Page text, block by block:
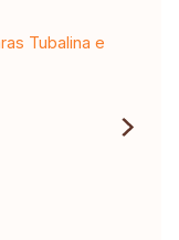
Tubalina e